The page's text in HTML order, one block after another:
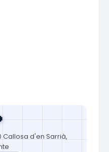
Callosa d'en Sarrià,